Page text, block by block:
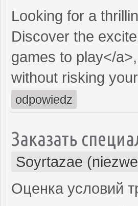
Looking for a
Discover the
games to play</
without risking
odpowiedz
Заказать
Soyrtazae
Оценка условий